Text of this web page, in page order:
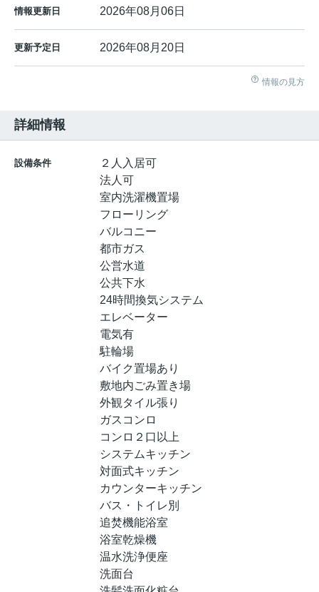
情報更新日 2026年08月06日
更新予定日 2026年08月20日
情報の見方
詳細情報
設備条件
２人入居可
法人可
室内洗濯機置場
フローリング
バルコニー
都市ガス
公営水道
公共下水
24時間換気システム
エレベーター
電気有
駐輪場
バイク置場あり
敷地内ごみ置き場
外観タイル張り
ガスコンロ
コンロ２口以上
システムキッチン
対面式キッチン
カウンターキッチン
バス・トイレ別
追焚機能浴室
浴室乾燥機
温水洗浄便座
洗面台